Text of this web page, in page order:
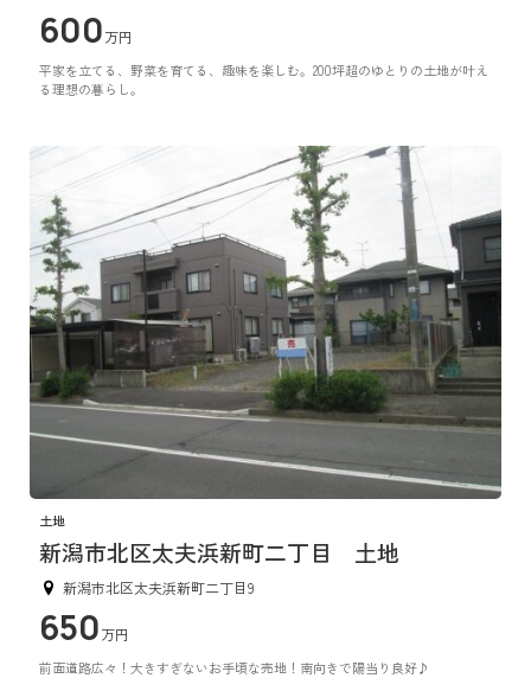
600万円
平家を立てる、野菜を育てる、趣味を楽しむ。200坪超のゆとりの土地が叶え
る理想の暮らし。
土地
新潟市北区太夫浜新町二丁目 土地
新潟市北区太夫浜新町二丁目9
650万円
前面道路広々！大きすぎないお手頃な売地！南向きで陽当り良好♪